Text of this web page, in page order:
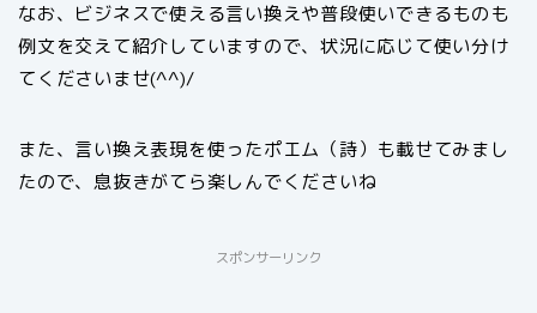
なお、ビジネスで使える言い換えや普段使いできるものも
例文を交えて紹介していますので、状況に応じて使い分け
てくださいませ(^^)/
また、言い換え表現を使ったポエム（詩）も載せてみまし
たので、息抜きがてら楽しんでくださいね
スポンサーリンク